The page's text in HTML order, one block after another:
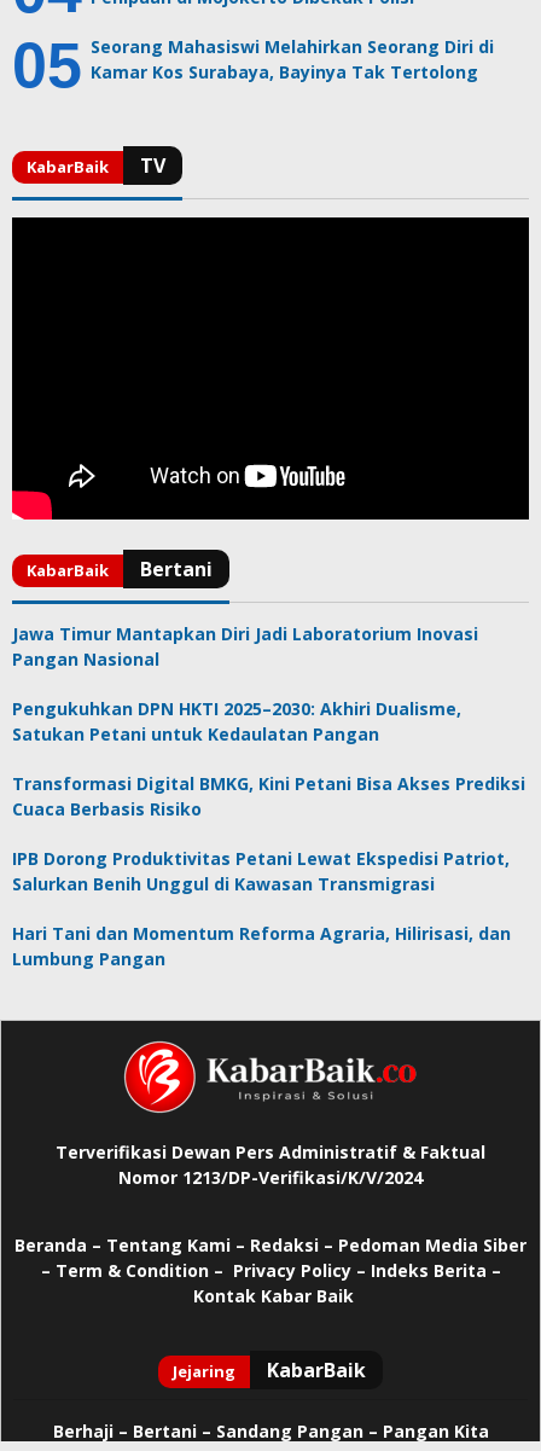
Seorang Mahasiswi Melahirkan Seorang Diri di
Kamar Kos Surabaya, Bayinya Tak Tertolong
Jawa Timur Mantapkan Diri Jadi Laboratorium Inovasi
Pangan Nasional
Pengukuhkan DPN HKTI 2025–2030: Akhiri Dualisme,
Satukan Petani untuk Kedaulatan Pangan
Transformasi Digital BMKG, Kini Petani Bisa Akses Prediksi
Cuaca Berbasis Risiko
IPB Dorong Produktivitas Petani Lewat Ekspedisi Patriot,
Salurkan Benih Unggul di Kawasan Transmigrasi
Hari Tani dan Momentum Reforma Agraria, Hilirisasi, dan
Lumbung Pangan
Terverifikasi Dewan Pers Administratif & Faktual
Nomor 1213/DP-Verifikasi/K/V/2024
Beranda – Tentang Kami – Redaksi – Pedoman Media Siber
– Term & Condition – Privacy Policy– Indeks Berita –
Kontak Kabar Baik
Berhaji– Bertani – Sandang Pangan – Pangan Kita